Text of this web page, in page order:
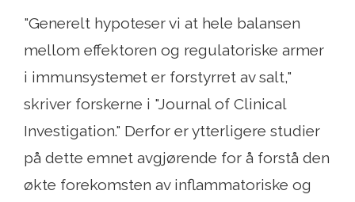
"Generelt hypoteser vi at hele balansen
mellom effektoren og regulatoriske armer
i immunsystemet er forstyrret av salt,"
skriver forskerne i "Journal of Clinical
Investigation." Derfor er ytterligere studier
på dette emnet avgjørende for å forstå den
økte forekomsten av inflammatoriske og